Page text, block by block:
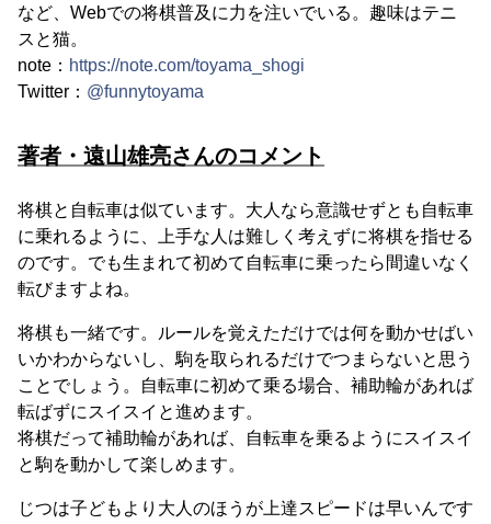
など、Webでの将棋普及に力を注いでいる。趣味はテニ
スと猫。
note： https://note.com/toyama_shogi
Twitter： @funnytoyama
著者・遠山雄亮さんのコメント
将棋と自転車は似ています。大人なら意識せずとも自転車
に乗れるように、上手な人は難しく考えずに将棋を指せる
のです。でも生まれて初めて自転車に乗ったら間違いなく
転びますよね。
将棋も一緒です。ルールを覚えただけでは何を動かせばい
いかわからないし、駒を取られるだけでつまらないと思う
ことでしょう。自転車に初めて乗る場合、補助輪があれば
転ばずにスイスイと進めます。
将棋だって補助輪があれば、自転車を乗るようにスイスイ
と駒を動かして楽しめます。
じつは子どもより大人のほうが上達スピードは早いんです